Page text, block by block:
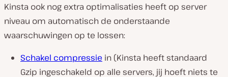
Kinsta ook nog extra optimalisaties heeft op server
niveau om automatisch de onderstaande
waarschuwingen op te lossen:
Schakel compressie in (Kinsta heeft standaard
Gzip ingeschakeld op alle servers, jij hoeft niets te